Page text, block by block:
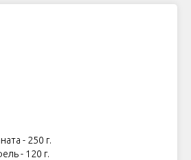
- 250 г.
- 120 г.